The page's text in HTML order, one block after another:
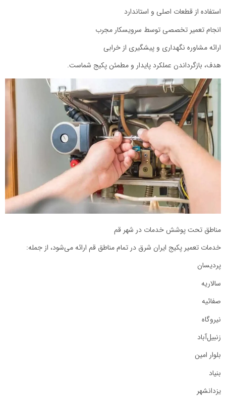
استفاده از قطعات اصلی و استاندارد
انجام تعمیر تخصصی توسط سرویسکار مجرب
ارائه مشاوره نگهداری و پیشگیری از خرابی
هدف، بازگرداندن عملکرد پایدار و مطمئن پکیج شماست.
مناطق تحت پوشش خدمات در شهر قم
خدمات تعمیر پکیج ایران شرق در تمام مناطق قم ارائه می‌شود، از جمله:
پردیسان
سالاریه
صفائیه
نیروگاه
زنبیل‌آباد
بلوار امین
بنیاد
یزدانشهر